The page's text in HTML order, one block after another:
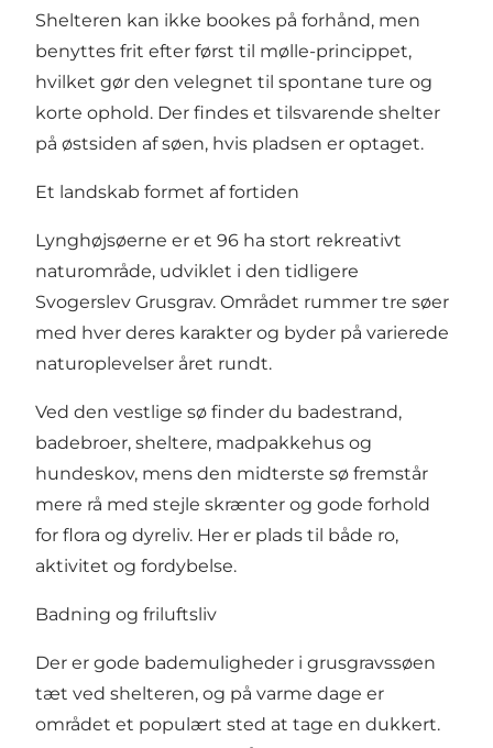
Shelteren kan ikke bookes på forhånd, men
benyttes frit efter først til mølle-princippet,
hvilket gør den velegnet til spontane ture og
korte ophold. Der findes et tilsvarende shelter
på østsiden af søen, hvis pladsen er optaget.
Et landskab formet af fortiden
Lynghøjsøerne er et 96 ha stort rekreativt
naturområde, udviklet i den tidligere
Svogerslev Grusgrav. Området rummer tre søer
med hver deres karakter og byder på varierede
naturoplevelser året rundt.
Ved den vestlige sø finder du badestrand,
badebroer, sheltere, madpakkehus og
hundeskov, mens den midterste sø fremstår
mere rå med stejle skrænter og gode forhold
for flora og dyreliv. Her er plads til både ro,
aktivitet og fordybelse.
Badning og friluftsliv
Der er gode bademuligheder i grusgravssøen
tæt ved shelteren, og på varme dage er
området et populært sted at tage en dukkert.